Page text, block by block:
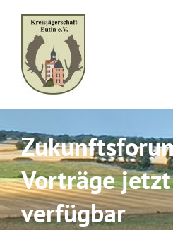
content
Vorträge
verfügbar